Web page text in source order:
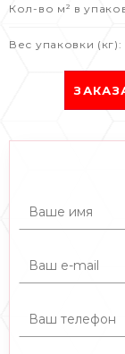
Кол-во м² в
Вес упаковки (кг):